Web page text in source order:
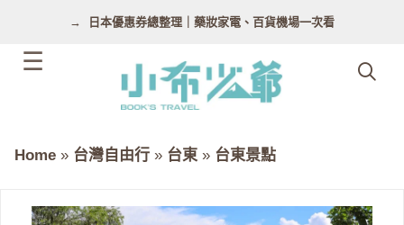
日本優惠券總整理｜藥妝家電、百貨機場一次看
Home » 台灣自由行 » 台東 » 台東景點